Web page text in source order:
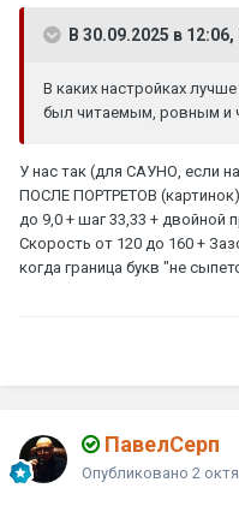
В 30.09.2025 в
В каких настройках
был читаемым, ровным и
У нас так (для САУНО, если
ПОСЛЕ ПОРТРЕТОВ
до 9,0 + шаг 33,33 + двойной
Скорость от 120 до 160 +
когда граница букв "не
ПавелСерп
Опубликовано 2